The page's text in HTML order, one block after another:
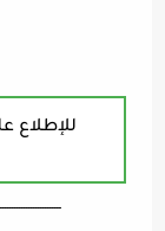
للإطلاع